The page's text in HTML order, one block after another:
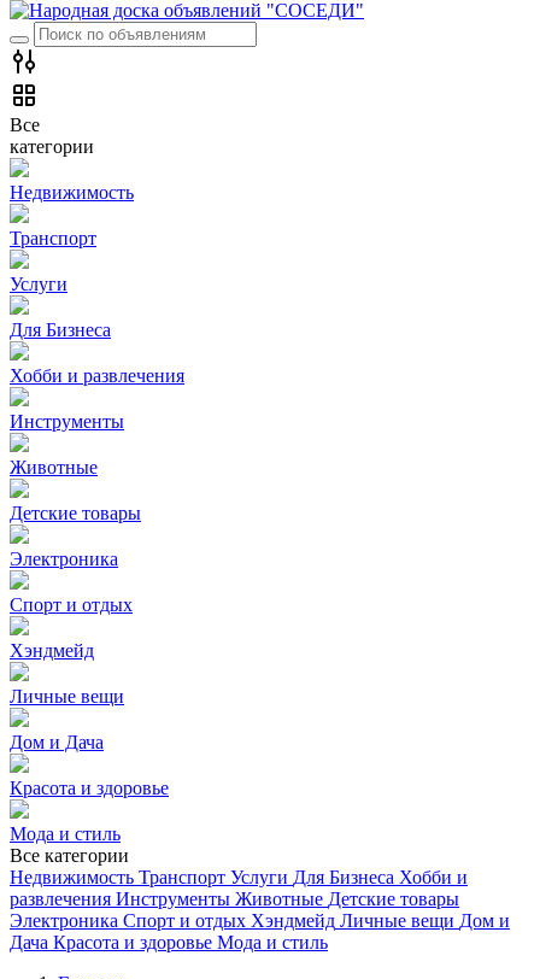
Все
категории
Недвижимость
Транспорт
Услуги
Для Бизнеса
Хобби и развлечения
Инструменты
Животные
Детские товары
Электроника
Спорт и отдых
Хэндмейд
Личные вещи
Дом и Дача
Красота и здоровье
Мода и стиль
Все категории
Недвижимость Транспорт Услуги Для Бизнеса Хобби и
развлечения Инструменты Животные Детские товары
Электроника Спорт и отдых Хэндмейд Личные вещи Дом и
Дача Красота и здоровье Мода и стиль